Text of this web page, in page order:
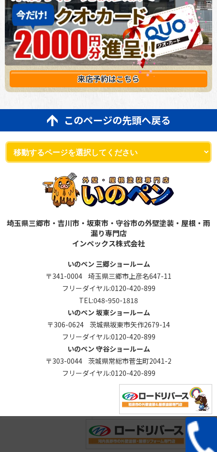
来店予約はこちら
このページの先頭へ戻る
埼玉県三郷市・吉川市・坂東市・守谷市の外壁塗装・屋根・雨
漏り専門店
インペックス株式会社
いのペン 三郷ショールーム
〒341-0004 埼玉県三郷市上彦名647-11
フリーダイヤル:0120-420-899
TEL:048-950-1818
いのペン 坂東ショールーム
〒306-0624 茨城県坂東市矢作2679-14
フリーダイヤル:0120-420-899
いのペン 守谷ショールーム
〒303-0044 茨城県常総市菅生町2041-2
フリーダイヤル:0120-420-899